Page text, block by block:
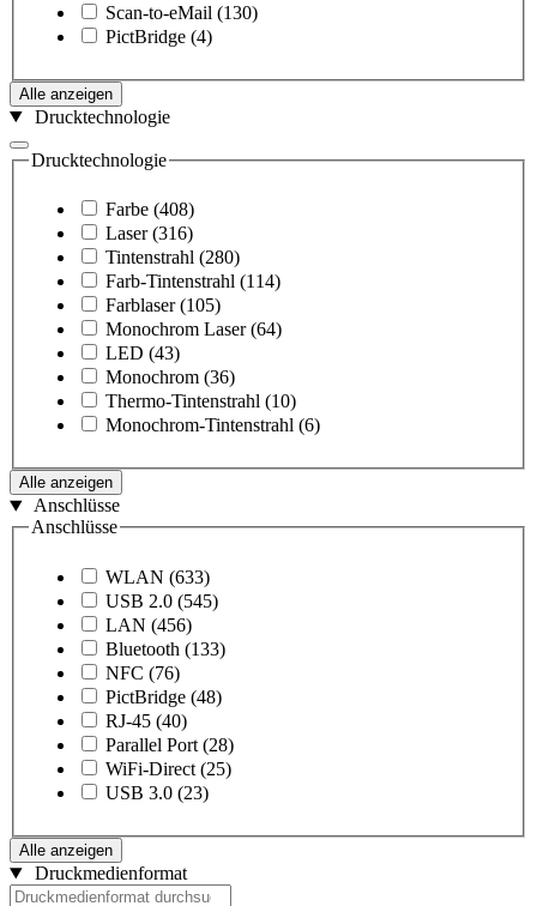
Scan-to-eMail (130)
PictBridge (4)
Alle anzeigen
Drucktechnologie
Drucktechnologie
Farbe (408)
Laser (316)
Tintenstrahl (280)
Farb-Tintenstrahl (114)
Farblaser (105)
Monochrom Laser (64)
LED (43)
Monochrom (36)
Thermo-Tintenstrahl (10)
Monochrom-Tintenstrahl (6)
Alle anzeigen
Anschlüsse
Anschlüsse
WLAN (633)
USB 2.0 (545)
LAN (456)
Bluetooth (133)
NFC (76)
PictBridge (48)
RJ-45 (40)
Parallel Port (28)
WiFi-Direct (25)
USB 3.0 (23)
Alle anzeigen
Druckmedienformat